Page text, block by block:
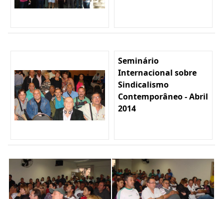
Seminário
Internacional sobre
Sindicalismo
Contemporâneo - Abril
2014